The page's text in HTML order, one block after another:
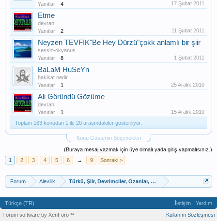
Yanıtlar:
4 17 Şubat 2011
Etme
devran
Yanıtlar:
2 11 Şubat 2011
Neyzen TEVFİK"Be Hey Dürzü"çokk anlamlı bir şiir
sessiz-okyanus
Yanıtlar:
8 1 Şubat 2011
BaLaM HuSeYn
hakikat nedir
Yanıtlar:
1 25 Aralık 2010
Ali Göründü Gözüme
devran
Yanıtlar:
1
15 Aralık 2010
Toplam 163 konudan 1 ile 20 arasındakiler gösteriliyor.
Konu Gösterim Seçenekleri
(Buraya mesaj yazmak için üye olmalı yada giriş yapmalısınız.)
1
2 3 4 5 6 → 9 Sonraki >
Forum Alevilik Türkü, Şiir, Devrimciler, Ozanlar, Bektaşi Fıkra
Türkçe (TR) İletişim
Yardım
Kullanım Sözleşmesi
Forum software by XenForo™